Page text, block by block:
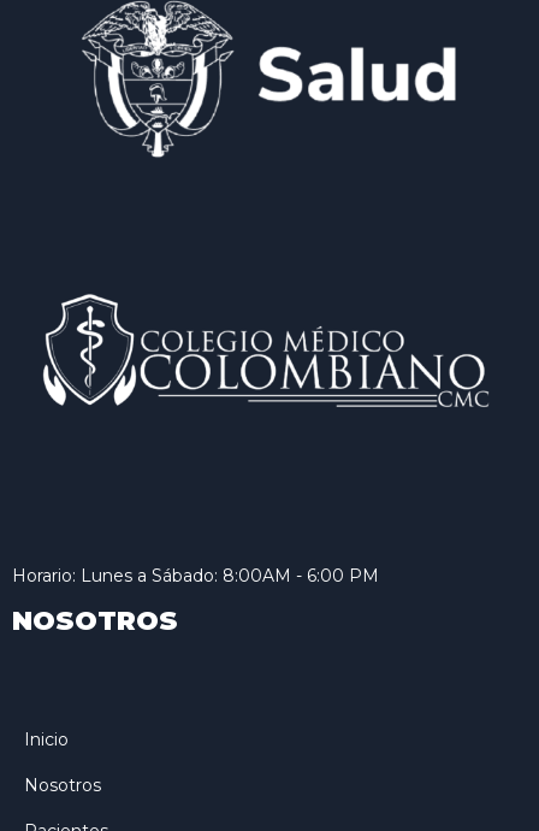
Horario: Lunes a Sábado: 8:00AM - 6:00 PM
NOSOTROS
Inicio
Nosotros